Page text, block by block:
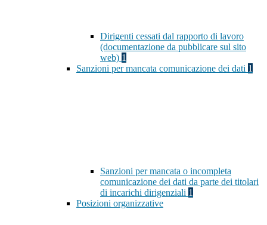
Dirigenti cessati dal rapporto di lavoro
(documentazione da pubblicare sul sito
web) 1
Sanzioni per mancata comunicazione dei dati 1
Sanzioni per mancata o incompleta
comunicazione dei dati da parte dei titolari
di incarichi dirigenziali 1
Posizioni organizzative